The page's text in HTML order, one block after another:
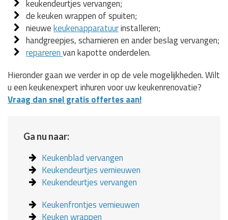
keukendeurtjes vervangen;
de keuken wrappen of spuiten;
nieuwekeukenapparatuurinstalleren;
handgreepjes, scharnieren en ander beslag vervangen;
reparerenvan kapotte onderdelen.
Hieronder gaan we verder in op de vele mogelijkheden. Wilt
u een keukenexpert inhuren voor uw keukenrenovatie?
Vraag dan snel gratis offertes aan!
Ga nu naar:
Keukenblad vervangen
Keukendeurtjes vernieuwen
Keukendeurtjes vervangen
Keukenfrontjes vernieuwen
Keuken wrappen